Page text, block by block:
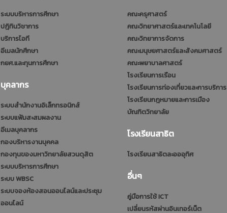
ระบบบริหารการศึกษา
ปฎิทินวิชาการ
บริการไอที
อีเมลนักศึกษา
กยศ.และทุนการศึกษา
บุคลากร
ระบบสำนักงานอิเล็กทรอนิกส์
ระบบแฟ้มสะสมผลงาน
อีเมลบุคลากร
กองบริหารงานบุคคล
กองทุนของมหาวิทยาลัยสวนดุสิต
ระบบบริหารการศึกษา
ระบบ WBSC
ระบบจองห้องสอนออนไลน์และประชุม
ออนไลน์
คณะครุศาสตร์
คณะวิทยาศาสตร์และเทคโนโลยี
คณะวิทยาการจัดการ
คณะมนุษยศาสตร์และสังคมศาสตร์
คณะพยาบาลศาสตร์
โรงเรียนการเรือน
โรงเรียนการท่องเที่ยวและการบริการ
โรงเรียนกฎหมายและการเมือง
บัณฑิตวิทยาลัย
โรงเรียนสาธิต
โรงเรียนสาธิตละอออุทิศ
อื่นๆ
คู่มือการใช้ ICT
เปลี่ยนรหัสผ่านอินเทอร์เน็ต